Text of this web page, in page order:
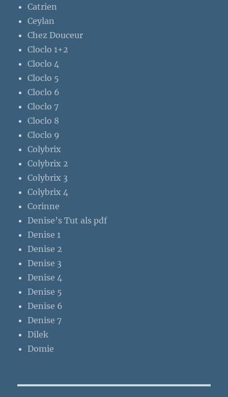
Catrien
Ceylan
Chez Douceur
Cloclo 1+2
Cloclo 4
Cloclo 5
Cloclo 6
Cloclo 7
Cloclo 8
Cloclo 9
Colybrix
Colybrix 2
Colybrix 3
Colybrix 4
Corinne
Denise’s Tut als pdf
Denise 1
Denise 2
Denise 3
Denise 4
Denise 5
Denise 6
Denise 7
Dilek
Domie